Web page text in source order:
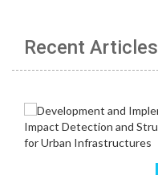
Recent Articles